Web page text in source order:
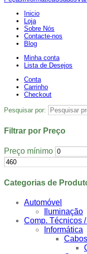
Inicio
Loja
Sobre Nós
Contacte-nos
Blog
Minha conta
Lista de Desejos
Conta
Carrinho
Checkout
Pesquisar por:
Filtrar por Preço
Preço mínimo
Categorias de
Automóvel
Iluminação
Comp. Técnicos
Informática
Cabos